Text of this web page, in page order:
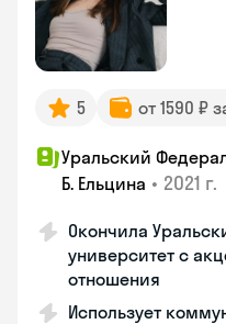
5 от 1590 ₽
Уральский
Б. Ельцина • 2021 г.
Окончила
университет с
отношения
Использует